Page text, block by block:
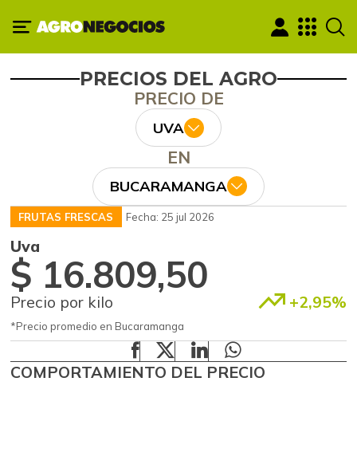
PRECIOS DEL AGRO
PRECIO DE
UVA
EN
BUCARAMANGA
FRUTAS FRESCAS Fecha: 25 jul 2026
Uva
$ 16.809,50
Precio por kilo +2,95%
*Precio promedio en Bucaramanga
COMPORTAMIENTO DEL PRECIO